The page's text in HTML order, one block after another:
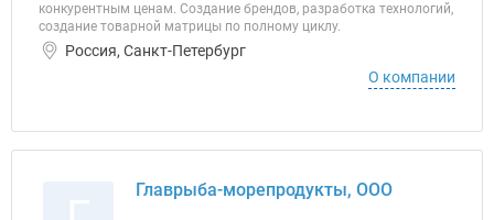
конкурентным ценам. Создание брендов, разработка технологий,
создание товарной матрицы по полному циклу.
Россия, Санкт-Петербург
О компании
Главрыба-морепродукты, ООО